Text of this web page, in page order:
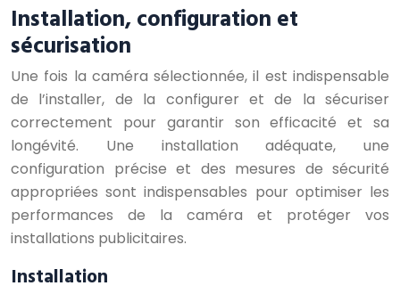
Installation, configuration et
sécurisation
Une fois la caméra sélectionnée, il est indispensable
de l’installer, de la configurer et de la sécuriser
correctement pour garantir son efficacité et sa
longévité. Une installation adéquate, une
configuration précise et des mesures de sécurité
appropriées sont indispensables pour optimiser les
performances de la caméra et protéger vos
installations publicitaires.
Installation